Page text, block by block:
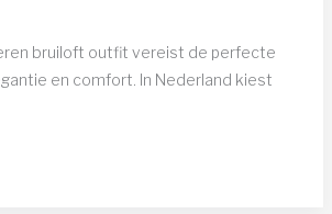
bruiloft outfit vereist de perfecte
en comfort. In Nederland kiest